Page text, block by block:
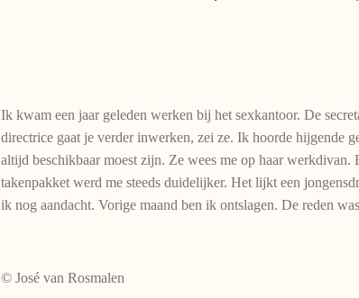
Ik kwam een jaar geleden werken bij het sexkantoor. De
directrice gaat je verder inwerken, zei ze. Ik hoorde hijgende
altijd beschikbaar moest zijn. Ze wees me op haar
takenpakket werd me steeds duidelijker. Het lijkt een
ik nog aandacht. Vorige maand ben ik ontslagen. De reden
© José van Rosmalen